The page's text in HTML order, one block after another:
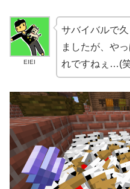
EIEI
サバイバルで
ましたが、や
れですねぇ…(